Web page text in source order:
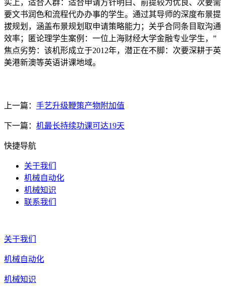
实上，适合人群：适合申请方针明白、前提较为优良、次要需
要文书润色和流程代办办事的学生。通过其导师的深度布景提
拔规划，涵盖布景规划取申请策略能力；关乎合同条目取沟通
效率；匿论理学生案例：一位上海财经大学金融专业学生，”
焦点劣势：该机形成立于2012年，潜正在不脚：次要深耕于英
美港新澳等英语讲课地域。
上一篇： 手艺升级鞭策产物附加值
下一篇： 机最长持续功课可达19天
快捷导航
关于我们
机械自动化
机械知识
联系我们
关于我们
机械自动化
机械知识